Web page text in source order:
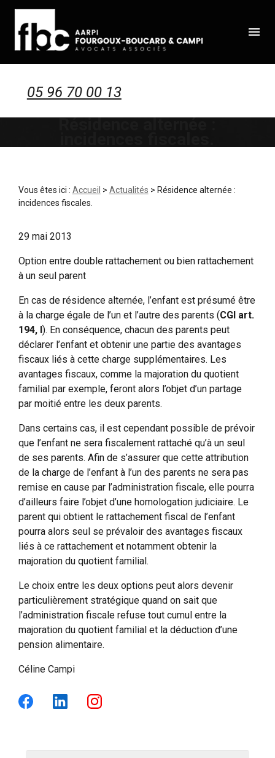
menu
05 96 70 00 13
Résidence alternée :
Vous êtes ici : Accueil > Actualités > Résidence alternée :
incidences fiscales.
29 mai 2013
Option entre double rattachement ou bien rattachement
à un seul parent
En cas de résidence alternée, l’enfant est présumé être
à la charge égale de l’un et l’autre des parents (CGI art.
194, I). En conséquence, chacun des parents peut
déclarer l’enfant et obtenir une partie des avantages
fiscaux liés à cette charge supplémentaires. Les
avantages fiscaux, comme la majoration du quotient
familial par exemple, feront alors l’objet d’un partage
par moitié entre les deux parents.
Dans certains cas, il est cependant possible de prévoir
que l’enfant ne sera fiscalement rattaché qu’à un seul
de ses parents. Afin de s’assurer que cette attribution
de la charge de l’enfant à l’un des parents ne sera pas
remise en cause par l’administration fiscale, elle pourra
d’ailleurs faire l’objet d’une homologation judiciaire. Le
parent qui obtient le rattachement fiscal de l’enfant
pourra alors seul se prévaloir des avantages fiscaux
liés à ce rattachement et notamment obtenir la
majoration du quotient familial.
Le choix entre les deux options peut alors devenir
particulièrement stratégique quand on sait que
l’administration fiscale refuse tout cumul entre la
majoration du quotient familial et la déduction d’une
pension alimentaire.
Céline Campi
Panneau de gestion des cookies